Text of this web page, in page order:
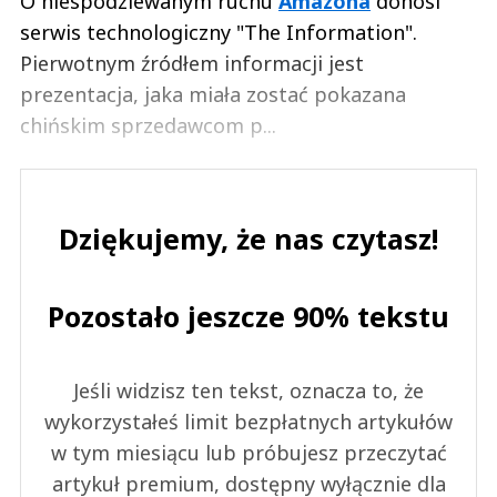
serwis technologiczny "The Information".
Pierwotnym źródłem informacji jest
prezentacja, jaka miała zostać pokazana
chińskim sprzedawcom p...
Dziękujemy, że nas czytasz!
Pozostało jeszcze 90% tekstu
Jeśli widzisz ten tekst, oznacza to, że
wykorzystałeś limit bezpłatnych artykułów
w tym miesiącu lub próbujesz przeczytać
artykuł premium, dostępny wyłącznie dla